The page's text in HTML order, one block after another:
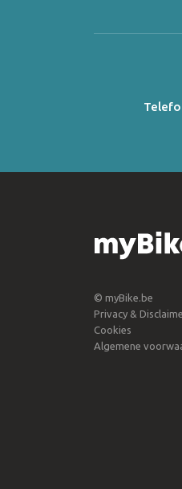
© myBike.be
Privacy &
Cookies
Algemene